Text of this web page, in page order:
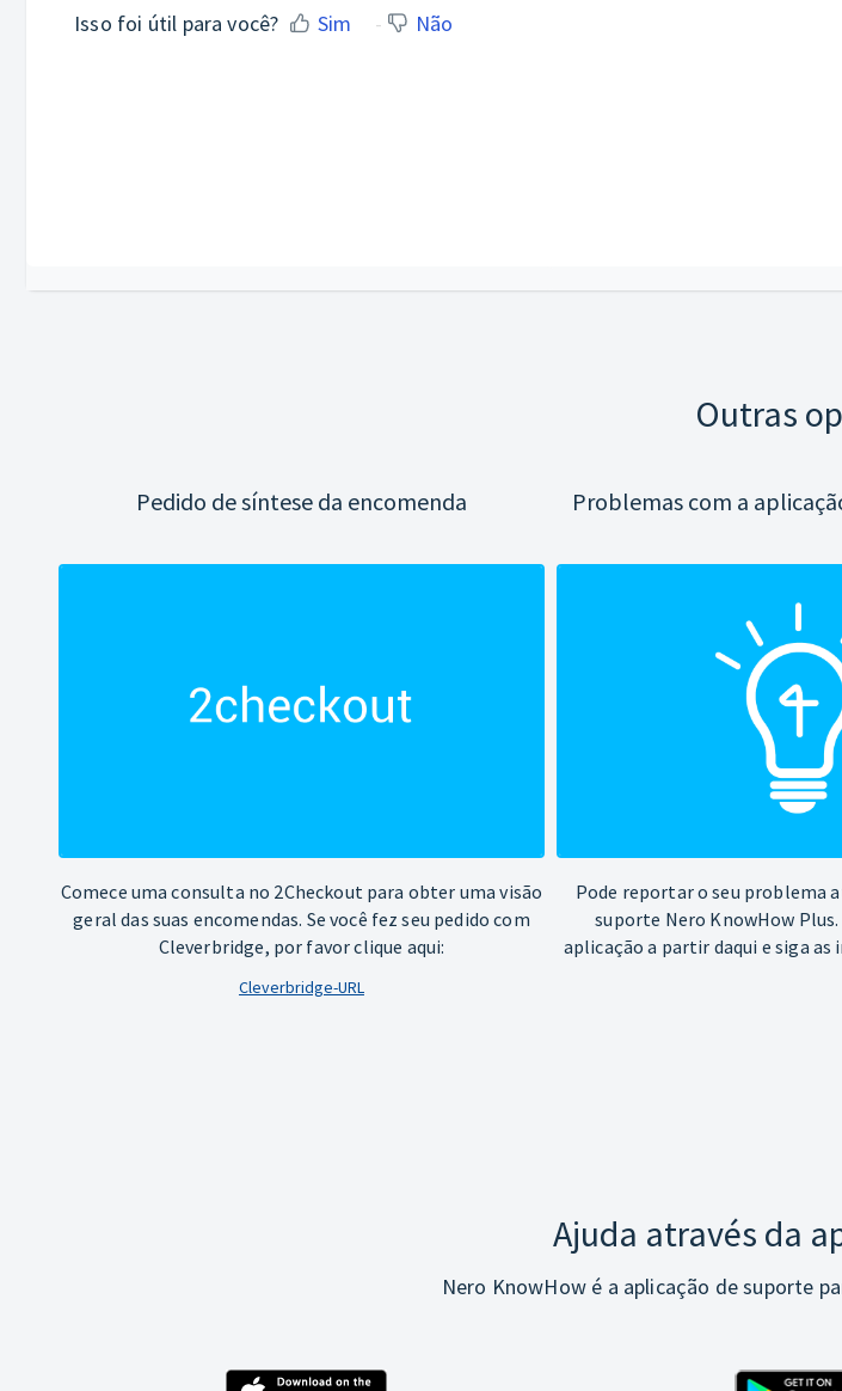
Isso foi útil para você? Sim Não
Outras
Pedido de síntese da encomenda
Comece uma consulta no 2Checkout para obter uma visão
geral das suas encomendas. Se você fez seu pedido com
Cleverbridge, por favor clique aqui:
Cleverbridge-URL
Problemas com a
Pode reportar o seu problema
suporte Nero KnowHow Plus.
aplicação a partir daqui e siga as
Ajuda através da
Nero KnowHow é a aplicação de suporte